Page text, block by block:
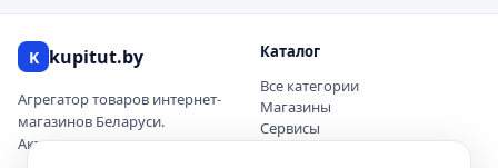
K kupitut.by
Агрегатор товаров интернет-
магазинов Беларуси.
Актуальные цены и наличие.
Каталог
Все категории
Магазины
Сервисы